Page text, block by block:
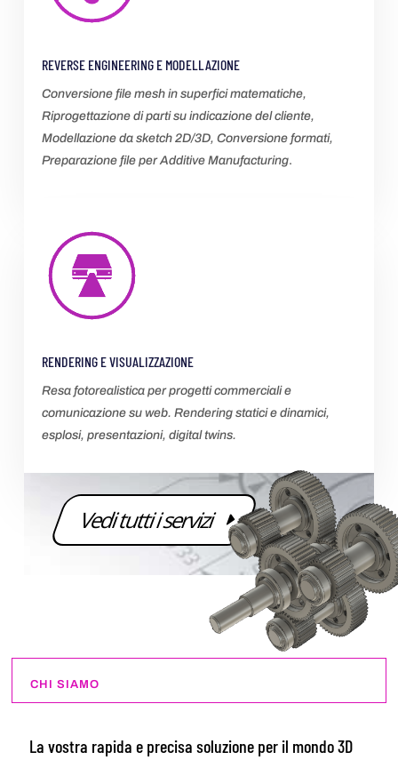
REVERSE ENGINEERING E MODELLAZIONE
Conversione file mesh in superfici matematiche,
Riprogettazione di parti su indicazione del cliente,
Modellazione da sketch 2D/3D, Conversione formati,
Preparazione file per Additive Manufacturing.
RENDERING E VISUALIZZAZIONE
Resa fotorealistica per progetti commerciali e
comunicazione su web. Rendering statici e dinamici,
esplosi, presentazioni, digital twins.
Vedi tutti i servizi
La vostra rapida e precisa soluzione per il mondo 3D
CHI SIAMO